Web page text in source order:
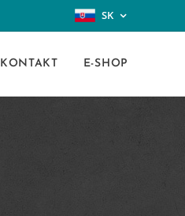
SK
KONTAKT E-SHOP